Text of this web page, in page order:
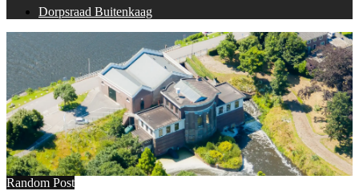
Dorpsraad Buitenkaag
Random Post